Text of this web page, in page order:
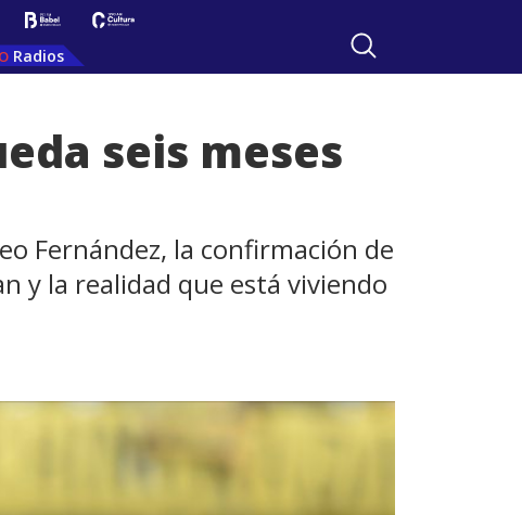
Radios
seis meses
Fernández, la confirmación de
y la realidad que está viviendo